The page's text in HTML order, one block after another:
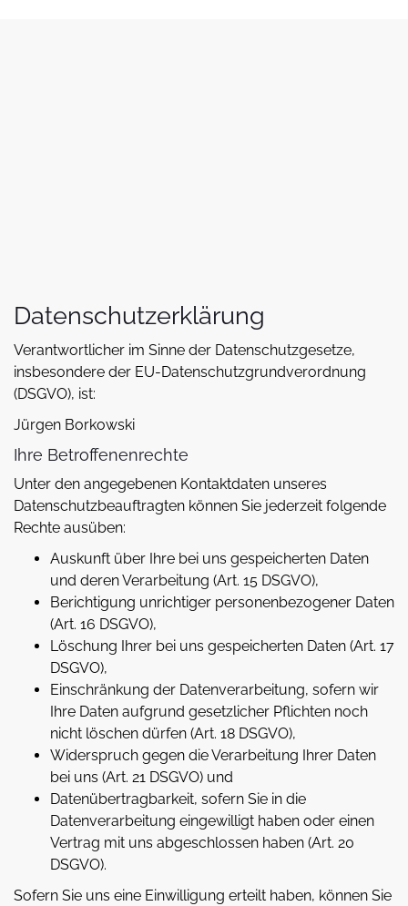
Datenschutzerklärung
Verantwortlicher im Sinne der Datenschutzgesetze,
insbesondere der EU-Datenschutzgrundverordnung
(DSGVO), ist:
Jürgen Borkowski
Ihre Betroffenenrechte
Unter den angegebenen Kontaktdaten unseres
Datenschutzbeauftragten können Sie jederzeit folgende
Rechte ausüben:
Auskunft über Ihre bei uns gespeicherten Daten
und deren Verarbeitung (Art. 15 DSGVO),
Berichtigung unrichtiger personenbezogener Daten
(Art. 16 DSGVO),
Löschung Ihrer bei uns gespeicherten Daten (Art. 17
DSGVO),
Einschränkung der Datenverarbeitung, sofern wir
Ihre Daten aufgrund gesetzlicher Pflichten noch
nicht löschen dürfen (Art. 18 DSGVO),
Widerspruch gegen die Verarbeitung Ihrer Daten
bei uns (Art. 21 DSGVO) und
Datenübertragbarkeit, sofern Sie in die
Datenverarbeitung eingewilligt haben oder einen
Vertrag mit uns abgeschlossen haben (Art. 20
DSGVO).
Sofern Sie uns eine Einwilligung erteilt haben, können Sie